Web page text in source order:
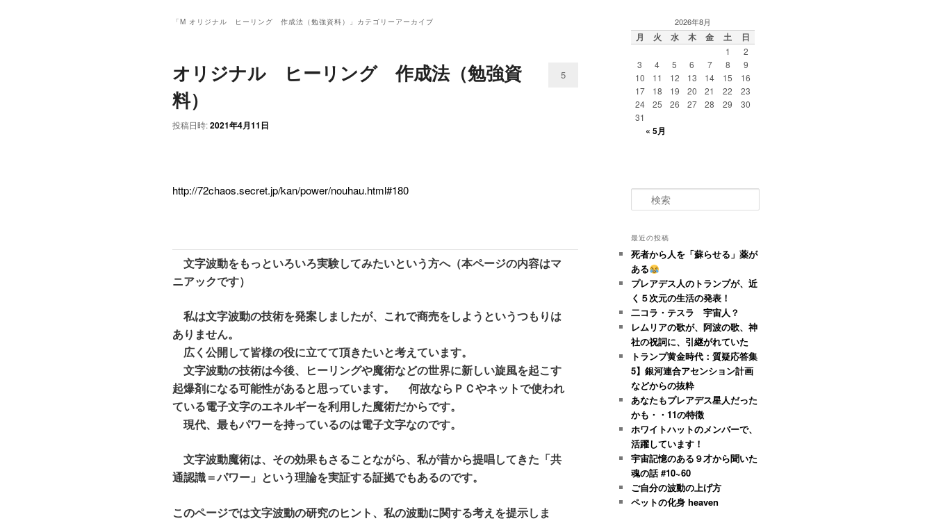
「M オリジナル ヒーリング 作成法（勉強資料） 」カテゴリーアーカイブ
オリジナル ヒーリング 作成法（勉強資
料）
投稿日時:2021年4月11日
5
http://72chaos.secret.jp/kan/power/nouhau.html#180
文字波動をもっといろいろ実験してみたいという方へ（本ページの内容はマ
ニアックです）
私は文字波動の技術を発案しましたが、これで商売をしようというつもりは
ありません。
広く公開して皆様の役に立てて頂きたいと考えています。
文字波動の技術は今後、ヒーリングや魔術などの世界に新しい旋風を起こす
起爆剤になる可能性があると思っています。 何故ならＰＣやネットで使われ
ている電子文字のエネルギーを利用した魔術だからです。
現代、最もパワーを持っているのは電子文字なのです。
文字波動魔術は、その効果もさることながら、私が昔から提唱してきた「共
通認識＝パワー」という理論を実証する証拠でもあるのです。
このページでは文字波動の研究のヒント、私の波動に関する考えを提示しま
2026年8月
月 火 水 木 金 土 日
1
2
3
4 5 6 7 8
9
10
11 12 13 14 15
16
17
18 19 20 21 22
23
24
25 26 27 28 29
30
31
« 5月
索
最近の投稿
死者から人を「蘇らせる」薬が
ある
プレアデス人のトランプが、近
く５次元の生活の発表！
二コラ・テスラ 宇宙人？
レムリアの歌が、阿波の歌、神
社の祝詞に、引継がれていた
トランプ黄金時代：質疑応答集
5】銀河連合アセンション計画
などからの抜粋
あなたもプレアデス星人だった
かも・・11の特徴
ホワイトハットのメンバーで、
活躍しています！
宇宙記憶のある９才から聞いた
魂の話 #10~60
ご自分の波動の上げ方
ペットの化身 heaven